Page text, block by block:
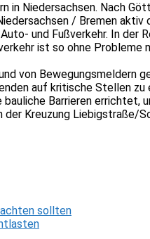
in Niedersachsen. Nach
/ Bremen aktiv
und Fußverkehr. In der
ist so ohne
von Bewegungsmeldern
auf kritische Stellen
Barrieren errichtet,
Kreuzung Liebigstraße/
achten sollten